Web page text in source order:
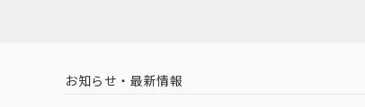
中国 RoHS 注意事項・凡例
お知らせ・最新情報